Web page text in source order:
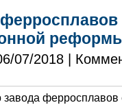
07/2018 |
ферросплавов